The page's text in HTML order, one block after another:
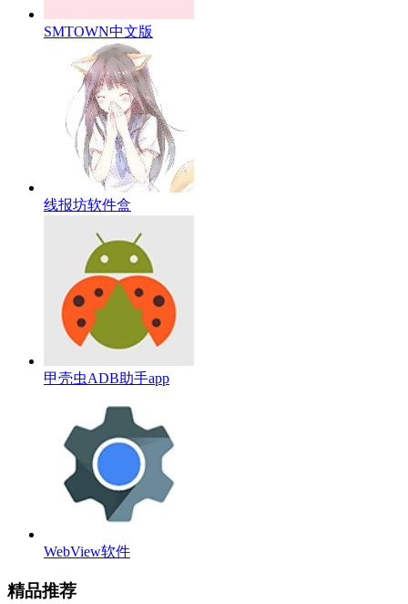
SMTOWN中文版
线报坊软件盒
甲壳虫ADB助手app
WebView软件
精品推荐